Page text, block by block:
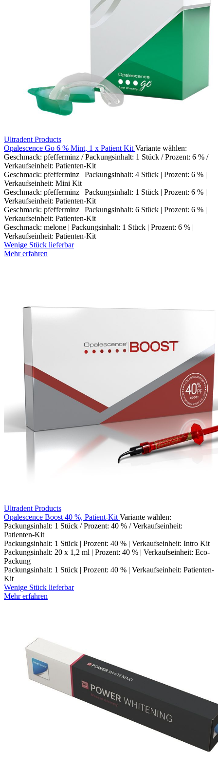
Ultradent Products
Opalescence Go 6 % Mint, 1 x Patient Kit Variante wählen:
Geschmack: pfefferminz / Packungsinhalt: 1 Stück / Prozent: 6 % /
Verkaufseinheit: Patienten-Kit
Geschmack: pfefferminz | Packungsinhalt: 4 Stück | Prozent: 6 % |
Verkaufseinheit: Mini Kit
Geschmack: pfefferminz | Packungsinhalt: 1 Stück | Prozent: 6 % |
Verkaufseinheit: Patienten-Kit
Geschmack: pfefferminz | Packungsinhalt: 6 Stück | Prozent: 6 % |
Verkaufseinheit: Patienten-Kit
Geschmack: melone | Packungsinhalt: 1 Stück | Prozent: 6 % |
Verkaufseinheit: Patienten-Kit
Wenige Stück lieferbar
Mehr erfahren
Ultradent Products
Opalescence Boost 40 %, Patient-Kit Variante wählen:
Packungsinhalt: 1 Stück / Prozent: 40 % / Verkaufseinheit:
Patienten-Kit
Packungsinhalt: 1 Stück | Prozent: 40 % | Verkaufseinheit: Intro Kit
Packungsinhalt: 20 x 1,2 ml | Prozent: 40 % | Verkaufseinheit: Eco-
Packung
Packungsinhalt: 1 Stück | Prozent: 40 % | Verkaufseinheit: Patienten-
Kit
Wenige Stück lieferbar
Mehr erfahren